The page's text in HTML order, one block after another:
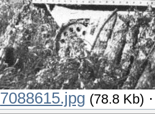
7088615.jpg (78.8 Kb)